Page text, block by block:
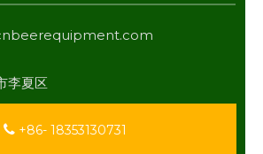
李夏区
+86- 18353130731